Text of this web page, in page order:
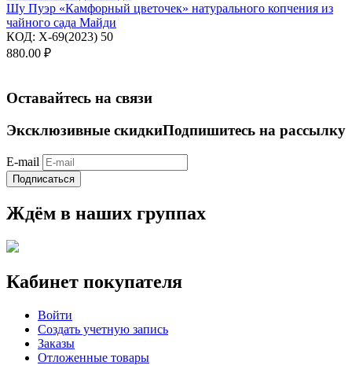
Шу Пуэр «Камфорный цветочек» натурального копчения из
чайного сада Майди
КОД: X-69(2023) 50
880.00 ₽
Оставайтесь на связи
Эксклюзивные скидкиПодпишитесь на рассылку
E-mail
Подписаться
Ждём в наших группах
Кабинет покупателя
Войти
Создать учетную запись
Заказы
Отложенные товары